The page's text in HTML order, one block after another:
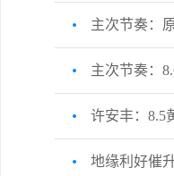
主次节奏：
主次节奏：
许安丰：8.5
地缘利好催